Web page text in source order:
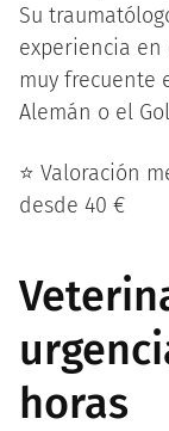
Su
experiencia
muy frecuente
Alemán o el
⭐ Valoración
desde 40 €
horas